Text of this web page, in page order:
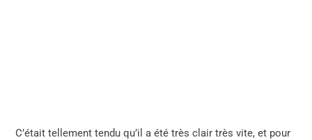
C’était tellement tendu qu’il a été très clair très vite, et pour